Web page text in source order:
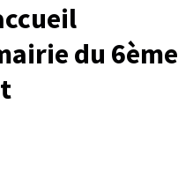
du 6ème